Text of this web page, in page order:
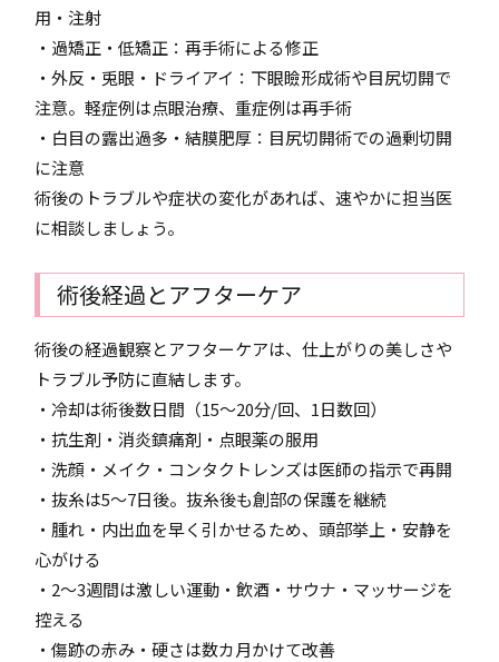
用・注射
・過矯正・低矯正：再手術による修正
・外反・兎眼・ドライアイ：下眼瞼形成術や目尻切開で
注意。軽症例は点眼治療、重症例は再手術
・白目の露出過多・結膜肥厚：目尻切開術での過剰切開
に注意
術後のトラブルや症状の変化があれば、速やかに担当医
に相談しましょう。
術後経過とアフターケア
術後の経過観察とアフターケアは、仕上がりの美しさや
トラブル予防に直結します。
・冷却は術後数日間（15～20分/回、1日数回）
・抗生剤・消炎鎮痛剤・点眼薬の服用
・洗顔・メイク・コンタクトレンズは医師の指示で再開
・抜糸は5～7日後。抜糸後も創部の保護を継続
・腫れ・内出血を早く引かせるため、頭部挙上・安静を
心がける
・2～3週間は激しい運動・飲酒・サウナ・マッサージを
控える
・傷跡の赤み・硬さは数カ月かけて改善